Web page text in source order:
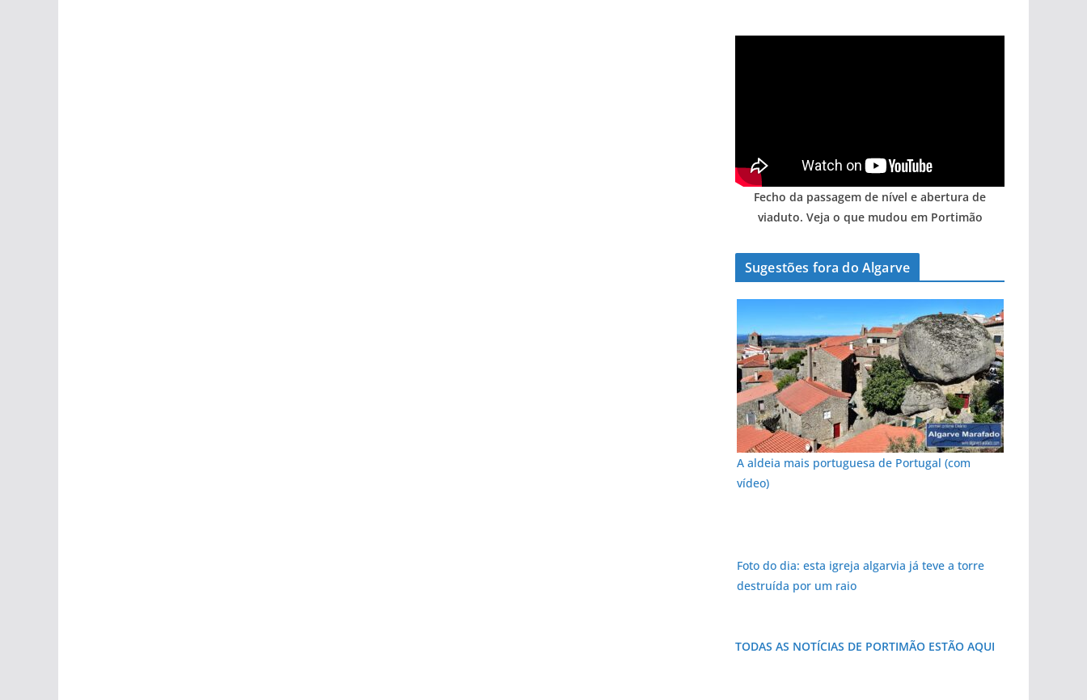
Fecho da passagem de nível e abertura de
viaduto. Veja o que mudou em Portimão
Sugestões fora do Algarve
A aldeia mais portuguesa de Portugal (com
vídeo)
Foto do dia: esta igreja algarvia já teve a torre
destruída por um raio
TODAS AS NOTÍCIAS DE PORTIMÃO ESTÃO AQUI